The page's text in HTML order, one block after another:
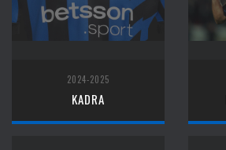
2024-2025
KADRA